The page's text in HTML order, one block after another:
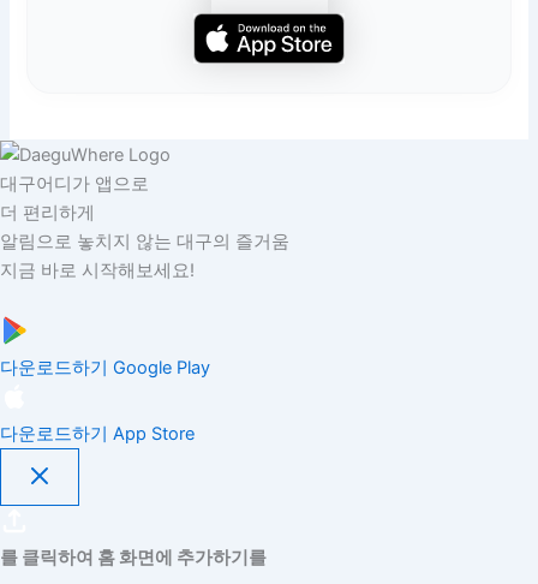
대구어디가 앱으로
더 편리하게
알림으로 놓치지 않는 대구의 즐거움
지금 바로 시작해보세요!
다운로드하기 Google Play
다운로드하기 App Store
를 클릭하여 홈 화면에 추가하기를